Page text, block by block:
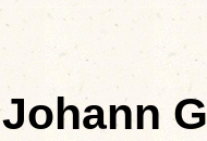
Johann